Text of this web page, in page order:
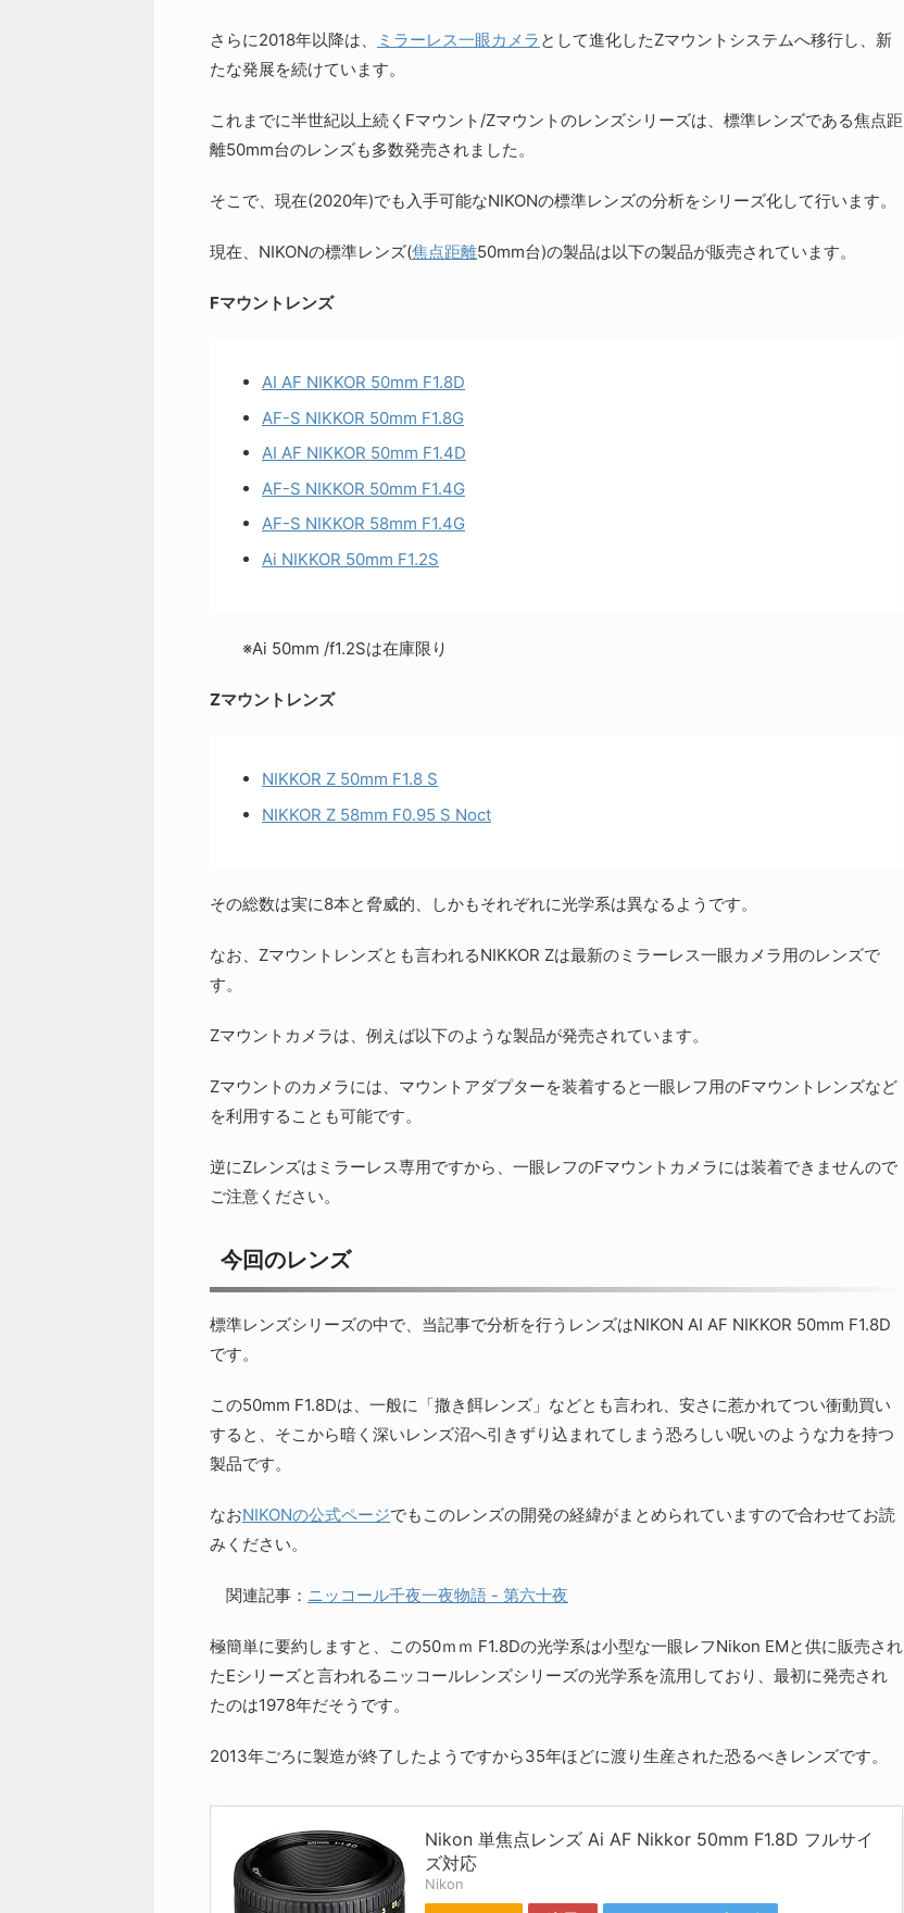
さらに2018年以降は、 ミラーレス一眼カメラ として進化したZマウントシステムへ移行し、新
たな発展を続けています。
これまでに半世紀以上続くFマウント/Zマウントのレンズシリーズは、標準レンズである焦点距
離50mm台のレンズも多数発売されました。
そこで、現在(2020年)でも入手可能なNIKONの標準レンズの分析をシリーズ化して行います。
現在、NIKONの標準レンズ(焦点距離50mm台)の製品は以下の製品が販売されています。
Fマウントレンズ
AI AF NIKKOR 50mm F1.8D
AF-S NIKKOR 50mm F1.8G
AI AF NIKKOR 50mm F1.4D
AF-S NIKKOR 50mm F1.4G
AF-S NIKKOR 58mm F1.4G
Ai NIKKOR 50mm F1.2S
※Ai 50mm /f1.2Sは在庫限り
Zマウントレンズ
NIKKOR Z 50mm F1.8 S
NIKKOR Z 58mm F0.95 S Noct
その総数は実に8本と脅威的、しかもそれぞれに光学系は異なるようです。
なお、Zマウントレンズとも言われるNIKKOR Zは最新のミラーレス一眼カメラ用のレンズで
す。
Zマウントカメラは、例えば以下のような製品が発売されています。
Zマウントのカメラには、マウントアダプターを装着すると一眼レフ用のFマウントレンズなど
を利用することも可能です。
逆にZレンズはミラーレス専用ですから、一眼レフのFマウントカメラには装着できませんので
ご注意ください。
今回のレンズ
標準レンズシリーズの中で、当記事で分析を行うレンズはNIKON AI AF NIKKOR 50mm F1.8D
です。
この50mm F1.8Dは、一般に「撒き餌レンズ」などとも言われ、安さに惹かれてつい衝動買い
すると、そこから暗く深いレンズ沼へ引きずり込まれてしまう恐ろしい呪いのような力を持つ
製品です。
なおNIKONの公式ページでもこのレンズの開発の経緯がまとめられていますので合わせてお読
みください。
関連記事： ニッコール千夜一夜物語 - 第六十夜
極簡単に要約しますと、この50ｍｍ F1.8Dの光学系は小型な一眼レフNikon EMと供に販売され
たEシリーズと言われるニッコールレンズシリーズの光学系を流用しており、最初に発売され
たのは1978年だそうです。
2013年ごろに製造が終了したようですから35年ほどに渡り生産された恐るべきレンズです。
Nikon 単焦点レンズ Ai AF Nikkor 50mm F1.8D フルサイ
ズ対応
Nikon